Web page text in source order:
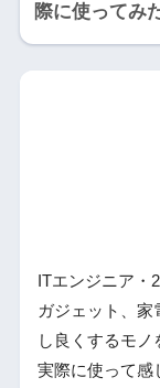
際に使ってみ
ITエンジニア・2
ガジェット、
し良くするモノ
実際に使って感